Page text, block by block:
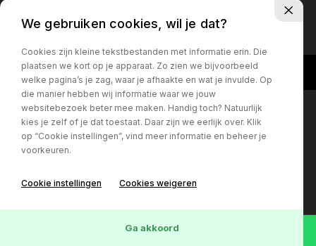
We gebruiken cookies, wil je dat?
Cookies zijn kleine tekstbestanden met informatie erin. Die
plaatsen we kort op je apparaat. Zo zien we bijvoorbeeld
welke pagina’s je zag, waar je afhaakte en wat je invulde. Op
die manier hebben wij informatie waar we jouw
websitebezoek beter mee maken. Handig toch? Natuurlijk
kies je zelf of je dat toestaat. Daar zijn we eerlijk over. Klik
op “Cookie instellingen”, vind meer informatie en beheer je
voorkeuren.
Cookie instellingen Cookies weigeren
Ga akkoord